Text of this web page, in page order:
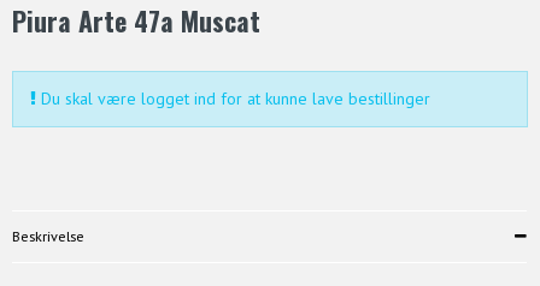
Piura Arte 47a Muscat
Du skal være logget ind for at kunne lave bestillinger
Beskrivelse